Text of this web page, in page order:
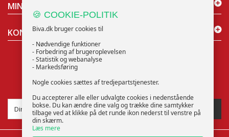
MIN KONTO
KONTAKT OS
NYHEDSBREV
TILMELD
🍪 COOKIE-POLITIK
Biva.dk bruger cookies til
- Nødvendige funktioner
- Forbedring af brugeroplevelsen
- Statistik og webanalyse
- Markedsføring
Nogle cookies sættes af tredjepartstjenester.
Du accepterer alle eller udvalgte cookies i nedenstående
bokse. Du kan ændre dine valg og trække dine samtykker
tilbage ved at klikke på det runde ikon nederst til venstre på
din skærm.
Læs mere